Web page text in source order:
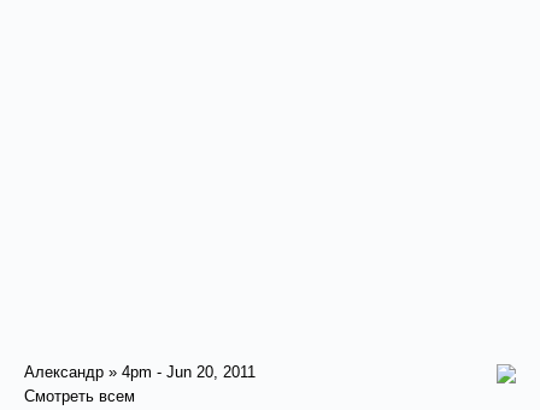
Александр » 4pm - Jun 20, 2011
Смотреть всем